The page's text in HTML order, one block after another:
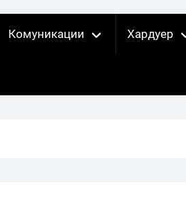
Комуникации Хардуер